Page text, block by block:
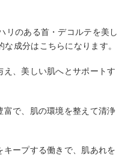
リのある首・デコルテを美し
成分はこちらになります。
、美しい肌へとサポートす
で、肌の環境を整えて清浄
ープする働きで、肌あれを